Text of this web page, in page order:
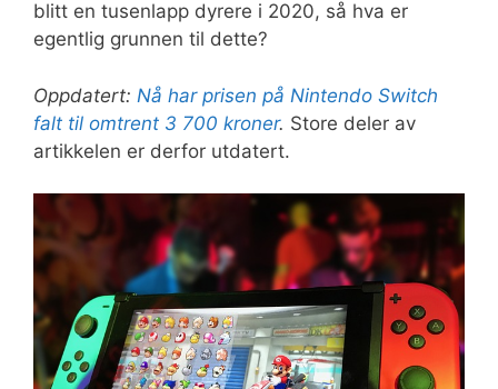
blitt en tusenlapp dyrere i 2020, så hva er
egentlig grunnen til dette?
Oppdatert: Nå har prisen på Nintendo Switch
falt til omtrent 3 700 kroner. Store deler av
artikkelen er derfor utdatert.